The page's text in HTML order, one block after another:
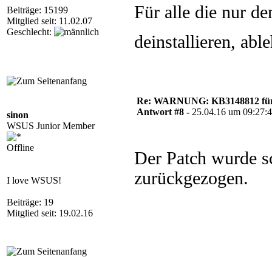
Beiträge: 15199
Mitglied seit: 11.02.07
Geschlecht:
Für alle die nur
deinstallieren,
sinon
WSUS Junior Member
Offline
I love WSUS!
Beiträge: 19
Mitglied seit: 19.02.16
Re: WARNUNG: KB3148812
Antwort #8 - 25.04.16 um
Der Patch wurde
zurückgezogen.